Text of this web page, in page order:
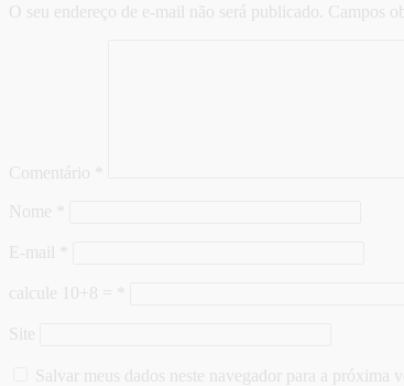
O seu endereço de e-mail não será publicado. Campos
Comentário
Nome
E-mail
calcule 10+8 =
Site
Salvar meus dados neste navegador para a próxima